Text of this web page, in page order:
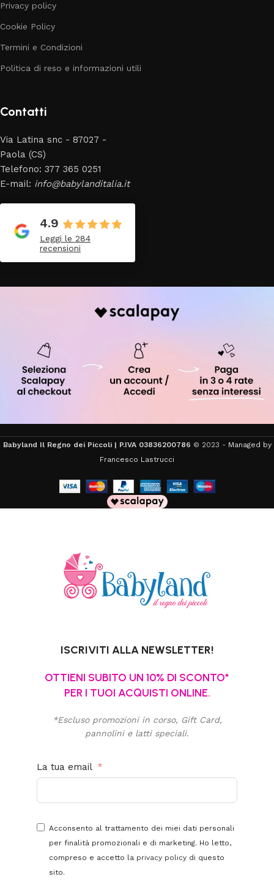
Privacy policy
Cookie Policy
Termini e Condizioni
Politica di reso e informazioni utili
Contatti
Via Latina snc - 87027 -
Paola (CS)
Telefono: 377 365 0251
E-mail: info@babylanditalia.it
4.9
Leggi le 284
recensioni
Babyland Il Regno dei Piccoli | P.IVA 03836200786 © 2023 - Managed by
Francesco Lastrucci
ISCRIVITI ALLA NEWSLETTER!
OTTIENI SUBITO UN 10% DI SCONTO*
PER I TUOI ACQUISTI ONLINE.
*Escluso promozioni in corso, Gift Card,
pannolini e latti speciali.
La tua email
Acconsento al trattamento dei miei dati personali
per finalità promozionali e di marketing. Ho letto,
compreso e accetto la privacy policy di questo
sito.